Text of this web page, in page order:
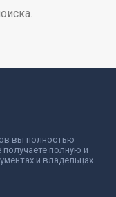
вы полностью
полную и
и владельцах